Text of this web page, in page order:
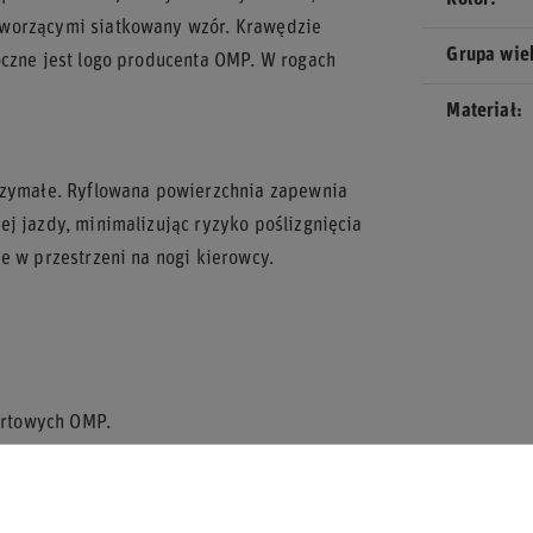
siatkowany wzór. Krawędzie
jest logo producenta OMP. W rogach
Ryflowana powierzchnia zapewnia
jazdy, minimalizując ryzyko poślizgnięcia
w przestrzeni na nogi kierowcy.
OMP.
Grupa
Materiał